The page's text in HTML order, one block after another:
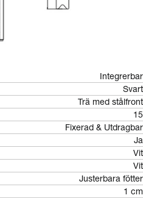
Integrerbar
Svart
Trä med stålfront
15
Fixerad & Utdragbar
Ja
Vit
Vit
Justerbara fötter
1 cm